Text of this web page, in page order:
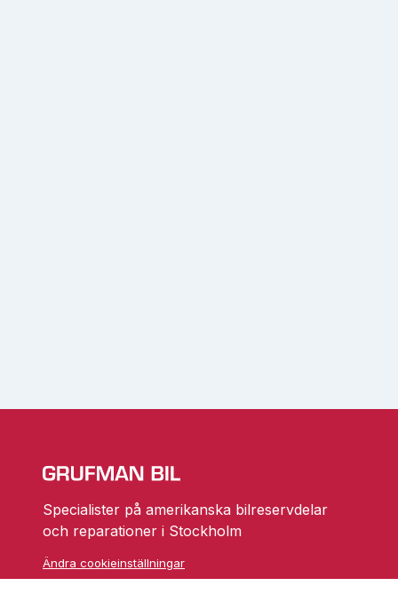
Specialister på amerikanska bilreservdelar
och reparationer i Stockholm
Ändra cookieinställningar